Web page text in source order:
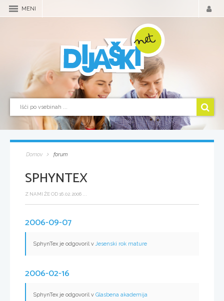
MENI
Domov forum
SPHYNTEX
Z NAMI ŽE OD 16.02.2006 ...
2006-09-07
SphynTex je odgovoril vJesenski rok mature
2006-02-16
SphynTex je odgovoril v Glasbena akademija